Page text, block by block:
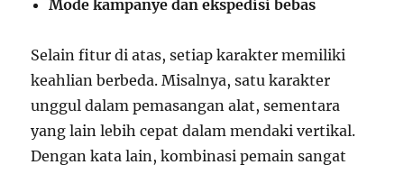
Mode kampanye dan ekspedisi bebas
Selain fitur di atas, setiap karakter memiliki
keahlian berbeda. Misalnya, satu karakter
unggul dalam pemasangan alat, sementara
yang lain lebih cepat dalam mendaki vertikal.
Dengan kata lain, kombinasi pemain sangat